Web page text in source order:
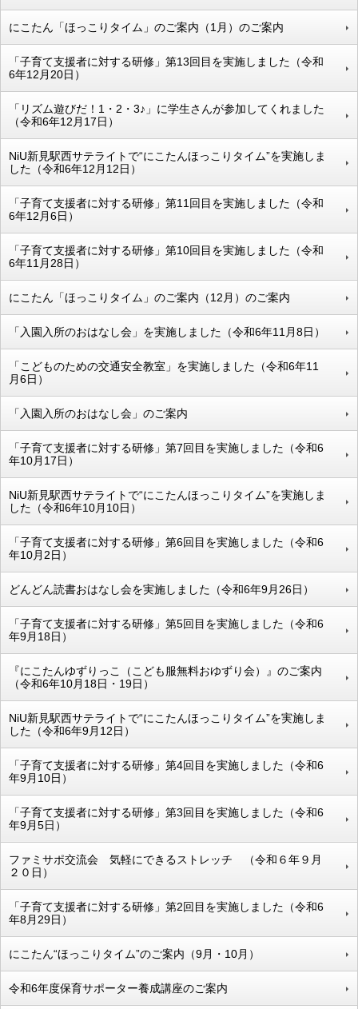
にこたん「ほっこりタイム」のご案内（1月）のご案内
「子育て支援者に対する研修」第13回目を実施しました（令和
6年12月20日）
「リズム遊びだ！1・2・3♪」に学生さんが参加してくれました
（令和6年12月17日）
NiU新見駅西サテライトで“にこたんほっこりタイム”を実施しま
した（令和6年12月12日）
「子育て支援者に対する研修」第11回目を実施しました（令和
6年12月6日）
「子育て支援者に対する研修」第10回目を実施しました（令和
6年11月28日）
にこたん「ほっこりタイム」のご案内（12月）のご案内
「入園入所のおはなし会」を実施しました（令和6年11月8日）
「こどものための交通安全教室」を実施しました（令和6年11
月6日）
「入園入所のおはなし会」のご案内
「子育て支援者に対する研修」第7回目を実施しました（令和6
年10月17日）
NiU新見駅西サテライトで“にこたんほっこりタイム”を実施しま
した（令和6年10月10日）
「子育て支援者に対する研修」第6回目を実施しました（令和6
年10月2日）
どんどん読書おはなし会を実施しました（令和6年9月26日）
「子育て支援者に対する研修」第5回目を実施しました（令和6
年9月18日）
『にこたんゆずりっこ（こども服無料おゆずり会）』のご案内
（令和6年10月18日・19日）
NiU新見駅西サテライトで“にこたんほっこりタイム”を実施しま
した（令和6年9月12日）
「子育て支援者に対する研修」第4回目を実施しました（令和6
年9月10日）
「子育て支援者に対する研修」第3回目を実施しました（令和6
年9月5日）
ファミサポ交流会 気軽にできるストレッチ （令和６年９月
２０日）
「子育て支援者に対する研修」第2回目を実施しました（令和6
年8月29日）
にこたん“ほっこりタイム”のご案内（9月・10月）
令和6年度保育サポーター養成講座のご案内